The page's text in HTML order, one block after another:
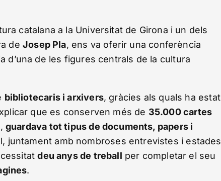
catalana a la Universitat de Girona i un dels
de Josep Pla, ens va oferir una conferència
d’una de les figures centrals de la cultura
bibliotecaris i arxivers, gràcies als quals ha estat
que es conserven més de 35.000 cartes
guardava tot tipus de documents, papers i
juntament amb nombroses entrevistes i estades
deu anys de treball per completar el seu
.